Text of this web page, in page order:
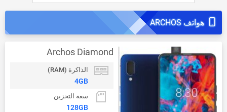
هواتف ARCHOS
Archos Diamond
الذاكرة (RAM)
4GB
سعة التخزين
128GB